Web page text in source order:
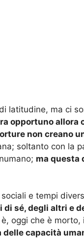
latitudine, ma ci
opportuno allora
non creano
soltanto con la
ma questa
e tempi
di sé, degli altri e
oggi che è morto,
delle capacità